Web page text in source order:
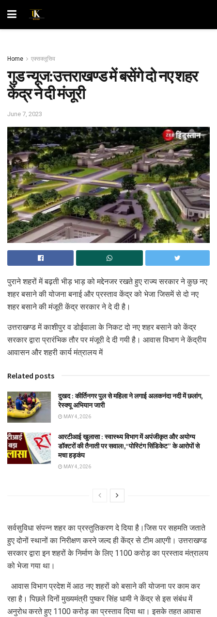
Home एक्सक्लूसिव
गुड न्यूज:उत्तराखण्ड में बसेंगे दो नए शहर
केंद्र ने दी मंजूरी
June 7, 2023
पुराने शहरों में बढ़ती भीड़ भाड़ को मद्देनजर रखते हुए राज्य सरकार ने कुछ नए
शहर बसाने की योजना बनाई और प्रस्ताव केंद्र को भेजा जिसमें से दो नए
शहर बसाने की मंजूरी केंद्र सरकार ने दे दी है।
उत्तराखण्ड में काशीपुर व डोईवाला के निकट दो नए शहर बसाने को केंद्र
सरकार द्वारा प्रारंभिक तौर पर मंजूरी दे दी गयी है। आवास विभाग ने केंद्रीय
आवासन और शहरी कार्य मंत्रालय में
Related posts
दुखद : कीर्तिनगर पुल से महिला ने लगाई अलकनंदा नदी में छलांग,
रेस्क्यू अभियान जारी
MAY 4, 2026
आरटीआई खुलासा : स्वास्थ्य विभाग में अपंजीकृत और अयोग्य
डॉक्टरों की तैनाती पर सवाल!,“पोस्टिंग सिंडिकेट” के आरोपों से
मचा हड़कंप
MAY 4, 2026
सर्वसुविधा संपन्न शहर का प्रस्तुतिकरण दे दिया है।जिस पर सहमति जताते
हुए दोनों स्थानों का निरीक्षण करने जल्द ही केंद्र से टीम आएगी। उत्तराखण्ड
सरकार द्वारा इन शहरों के निर्माण के लिए 1100 करोड़ का प्रस्ताव मंत्रालय
को भेजा गया था।
आवास विभाग प्रदेश में आठ नए शहरों को बसाने की योजना पर काम कर
रहा है। पिछले दिनों मुख्यमंत्री पुष्कर सिंह धामी ने केंद्र से इस संबंध में
अनुरोध करते हुए 1100 करोड़ का प्रस्ताव दिया था। इसके तहत आवास